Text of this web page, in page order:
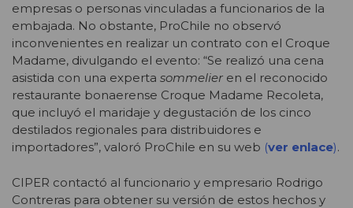
empresas o personas vinculadas a funcionarios de la
embajada. No obstante, ProChile no observó
inconvenientes en realizar un contrato con el Croque
Madame, divulgando el evento: “Se realizó una cena
asistida con una experta sommelier en el reconocido
restaurante bonaerense Croque Madame Recoleta,
que incluyó el maridaje y degustación de los cinco
destilados regionales para distribuidores e
importadores”, valoró ProChile en su web (ver enlace).
CIPER contactó al funcionario y empresario Rodrigo
Contreras para obtener su versión de estos hechos y